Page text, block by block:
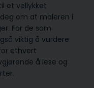
et vellykket
om at maleren i
For de som
viktig å vurdere
ethvert
å lese og